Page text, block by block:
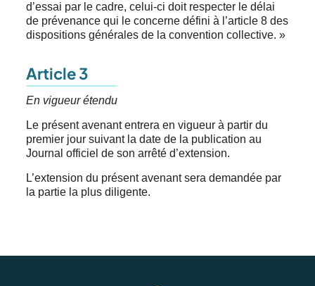
d’essai par le cadre, celui-ci doit respecter le délai
de prévenance qui le concerne défini à l’article 8 des
dispositions générales de la convention collective. »
Article 3
En vigueur étendu
Le présent avenant entrera en vigueur à partir du
premier jour suivant la date de la publication au
Journal officiel de son arrêté d’extension.
L’extension du présent avenant sera demandée par
la partie la plus diligente.